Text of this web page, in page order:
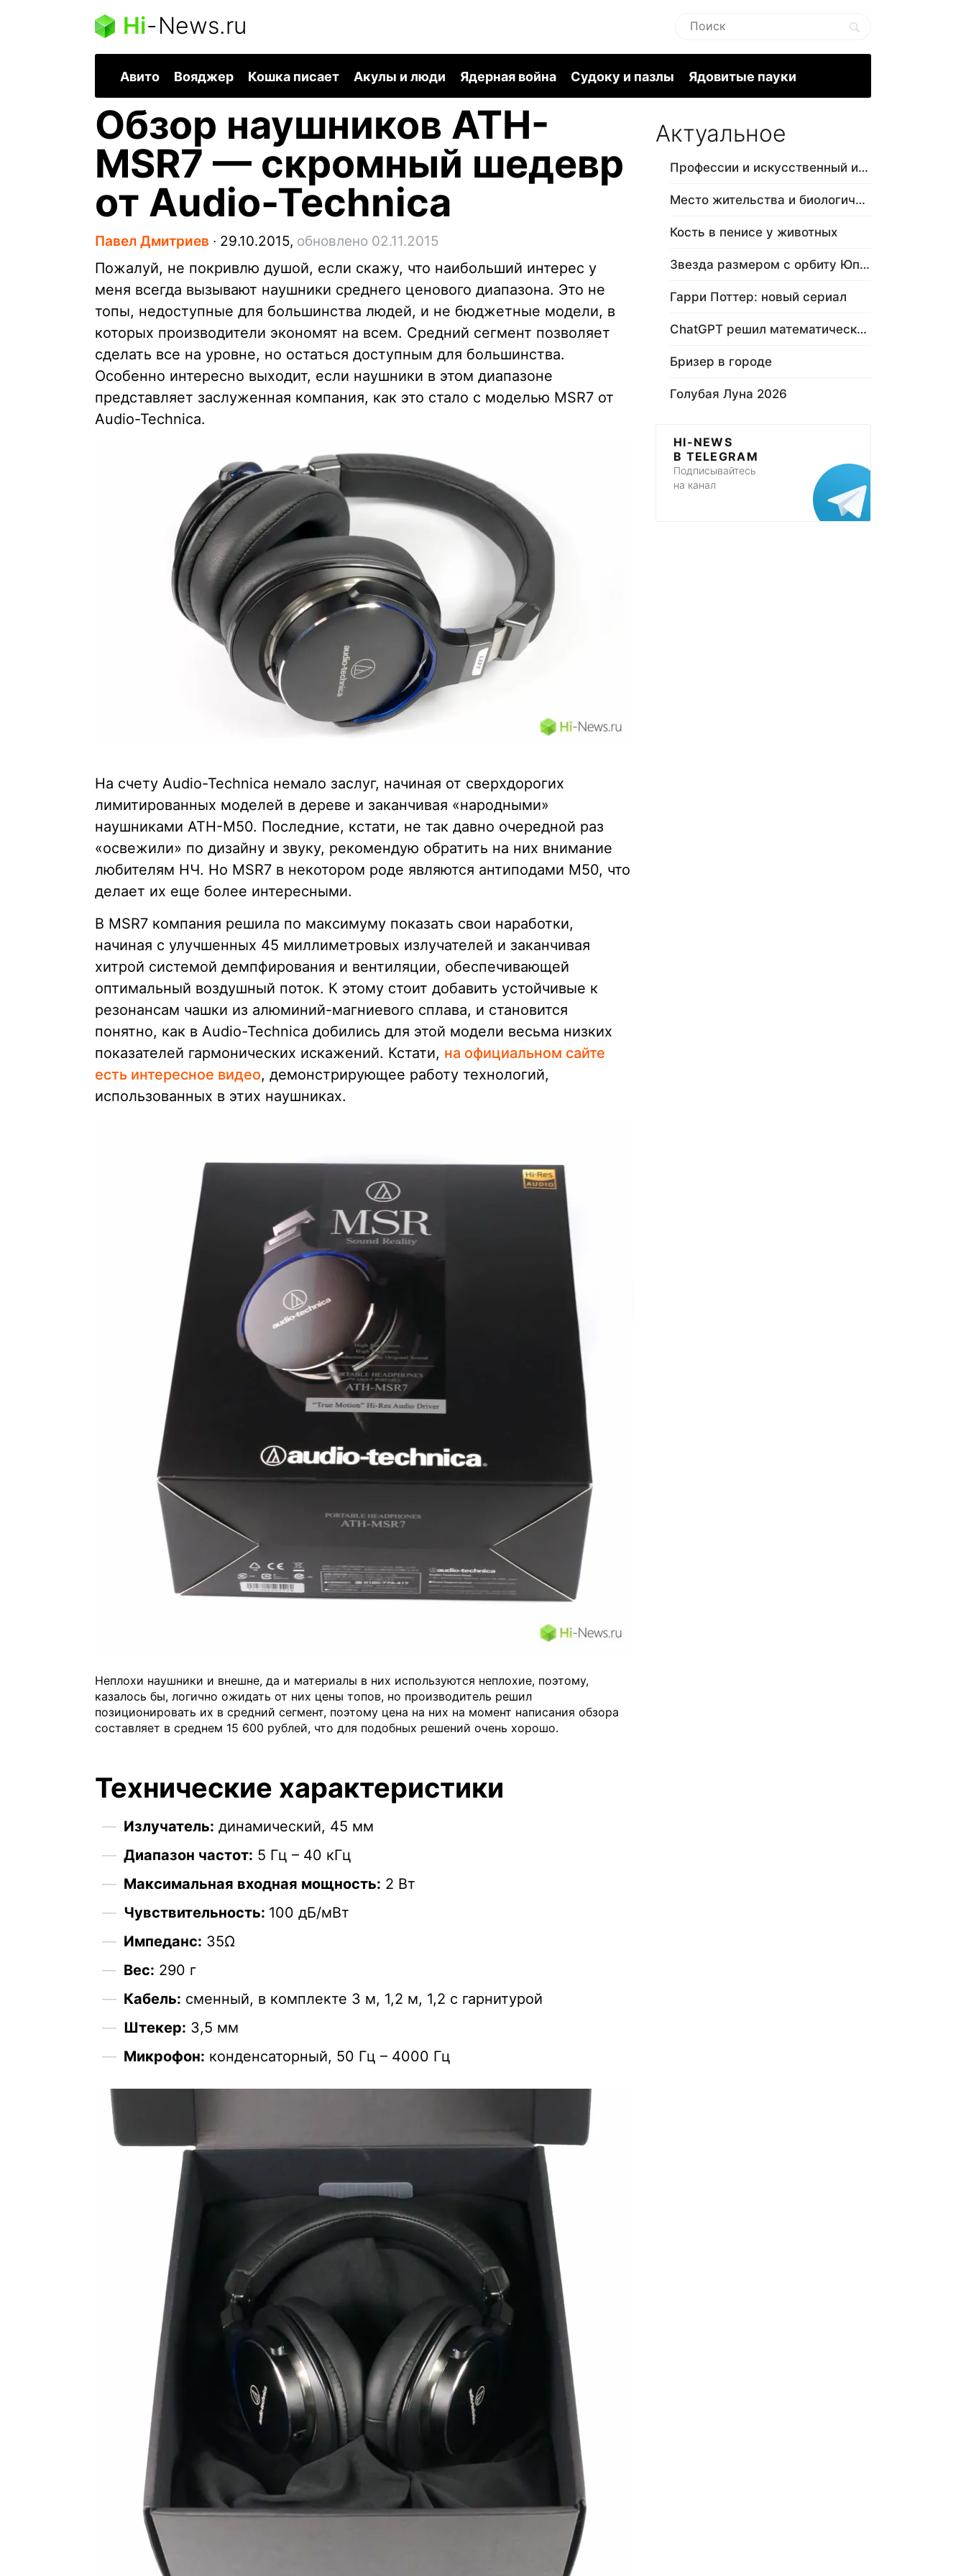
Hi-News.ru
Авито Вояджер Кошка писает Акулы и люди Ядерная война Судоку и пазлы Ядовитые пауки
Обзор наушников ATH-
MSR7 — скромный шедевр
от Audio-Technica
Павел Дмитриев ∙ 29.10.2015, обновлено 02.11.2015
Пожалуй, не покривлю душой, если скажу, что наибольший интерес у
меня всегда вызывают наушники среднего ценового диапазона. Это не
топы, недоступные для большинства людей, и не бюджетные модели, в
которых производители экономят на всем. Средний сегмент позволяет
сделать все на уровне, но остаться доступным для большинства.
Особенно интересно выходит, если наушники в этом диапазоне
представляет заслуженная компания, как это стало с моделью MSR7 от
Audio-Technica.
На счету Audio-Technica немало заслуг, начиная от сверхдорогих
лимитированных моделей в дереве и заканчивая «народными»
наушниками ATH-M50. Последние, кстати, не так давно очередной раз
«освежили» по дизайну и звуку, рекомендую обратить на них внимание
любителям НЧ. Но MSR7 в некотором роде являются антиподами М50, что
делает их еще более интересными.
В MSR7 компания решила по максимуму показать свои наработки,
начиная с улучшенных 45 миллиметровых излучателей и заканчивая
хитрой системой демпфирования и вентиляции, обеспечивающей
оптимальный воздушный поток. К этому стоит добавить устойчивые к
резонансам чашки из алюминий-магниевого сплава, и становится
понятно, как в Audio-Technica добились для этой модели весьма низких
показателей гармонических искажений. Кстати, на официальном сайте
есть интересное видео, демонстрирующее работу технологий,
использованных в этих наушниках.
Неплохи наушники и внешне, да и материалы в них используются неплохие, поэтому,
казалось бы, логично ожидать от них цены топов, но производитель решил
позиционировать их в средний сегмент, поэтому цена на них на момент написания обзора
составляет в среднем 15 600 рублей, что для подобных решений очень хорошо.
Технические характеристики
Излучатель: динамический, 45 мм
Диапазон частот: 5 Гц – 40 кГц
Максимальная входная мощность: 2 Вт
Чувствительность: 100 дБ/мВт
Импеданс: 35Ω
Вес: 290 г
Кабель: сменный, в комплекте 3 м, 1,2 м, 1,2 с гарнитурой
Штекер: 3,5 мм
Микрофон: конденсаторный, 50 Гц – 4000 Гц
Актуальное
Профессии и искусственный интеллект
Место жительства и биологический в…
Кость в пенисе у животных
Звезда размером с орбиту Юпитера
Гарри Поттер: новый сериал
ChatGPT решил математическую задачу
Бризер в городе
Голубая Луна 2026
HI-NEWS
В TELEGRAM
Подписывайтесь
на канал